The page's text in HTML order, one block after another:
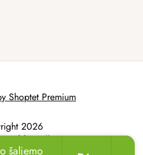
Shoptet Premium
2026
. All
šaljemo